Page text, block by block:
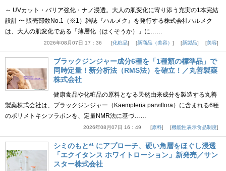
～ UVカット・バリア強化・ナノ浸透。大人の肌変化に寄り添う充実の1本完結
設計 〜 販売部数No.1（※1）雑誌『ハルメク』を発行する株式会社ハルメク
は、大人の肌変化である「薄層化（はくそうか）」に……
2026年08月07日 17：36 化粧品 新商品（美容） 新製品 美容
ブラックジンジャー成分6種を「1種類の標準品」で
同時定量！新分析法（RMS法）を確立！／丸善製薬
株式会社
健康食品や化粧品の原料となる天然由来成分を製造する丸善
製薬株式会社は、ブラックジンジャー（Kaempferia parviflora）に含まれる6種
のポリメトキシフラボンを、定量NMR法に基づ……
2026年08月07日 16：49 原料 機能性表示食品制度
シミのもと*¹ にアプローチ、硬い角層をほぐし浸透
「エクイタンス ホワイトローション」新発売／サン
スター株式会社